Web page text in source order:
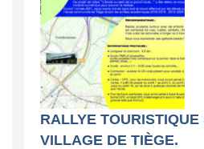
RALLYE TOURISTIQUE
VILLAGE DE TIÈGE.